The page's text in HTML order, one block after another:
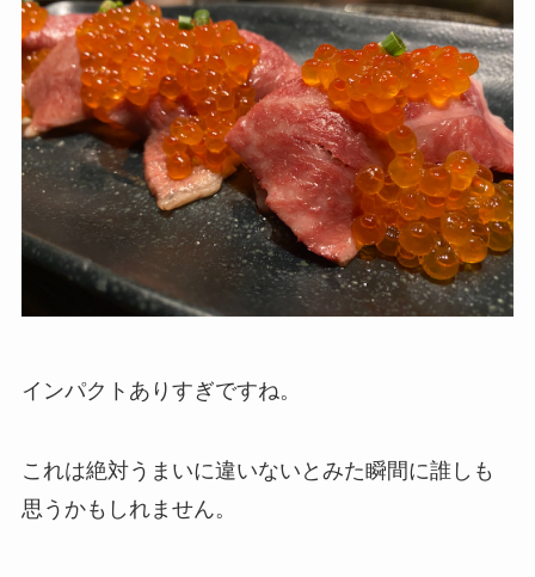
インパクトありすぎですね。
これは絶対うまいに違いないとみた瞬間に誰しも
思うかもしれません。